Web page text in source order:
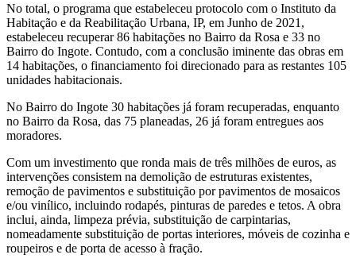
No total, o programa que estabeleceu protocolo com o Instituto da
Habitação e da Reabilitação Urbana, IP, em Junho de 2021,
estabeleceu recuperar 86 habitações no Bairro da Rosa e 33 no
Bairro do Ingote. Contudo, com a conclusão iminente das obras em
14 habitações, o financiamento foi direcionado para as restantes 105
unidades habitacionais.
No Bairro do Ingote 30 habitações já foram recuperadas, enquanto
no Bairro da Rosa, das 75 planeadas, 26 já foram entregues aos
moradores.
Com um investimento que ronda mais de três milhões de euros, as
intervenções consistem na demolição de estruturas existentes,
remoção de pavimentos e substituição por pavimentos de mosaicos
e/ou vinílico, incluindo rodapés, pinturas de paredes e tetos. A obra
inclui, ainda, limpeza prévia, substituição de carpintarias,
nomeadamente substituição de portas interiores, móveis de cozinha e
roupeiros e de porta de acesso à fração.